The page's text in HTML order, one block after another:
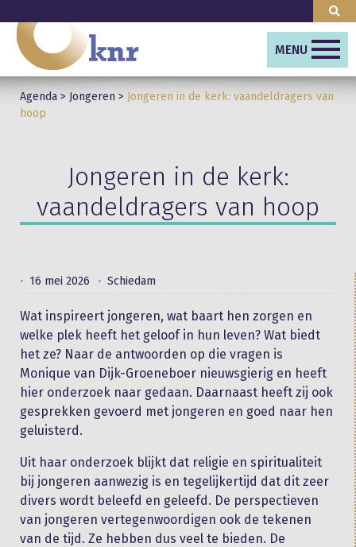
MENU
Agenda > Jongeren > Jongeren in de kerk: vaandeldragers van
hoop
Jongeren in de kerk:
vaandeldragers van hoop
16 mei 2026 Schiedam
Wat inspireert jongeren, wat baart hen zorgen en
welke plek heeft het geloof in hun leven? Wat biedt
het ze? Naar de antwoorden op die vragen is
Monique van Dijk-Groeneboer nieuwsgierig en heeft
hier onderzoek naar gedaan. Daarnaast heeft zij ook
gesprekken gevoerd met jongeren en goed naar hen
geluisterd.
Uit haar onderzoek blijkt dat religie en spiritualiteit
bij jongeren aanwezig is en tegelijkertijd dat dit zeer
divers wordt beleefd en geleefd. De perspectieven
van jongeren vertegenwoordigen ook de tekenen
van de tijd. Ze hebben dus veel te bieden. De